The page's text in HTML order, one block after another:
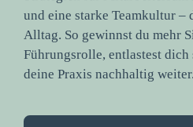
und eine starke Teamkultur –
Alltag. So gewinnst du mehr
Führungsrolle, entlastest
deine Praxis nachhaltig weiter.